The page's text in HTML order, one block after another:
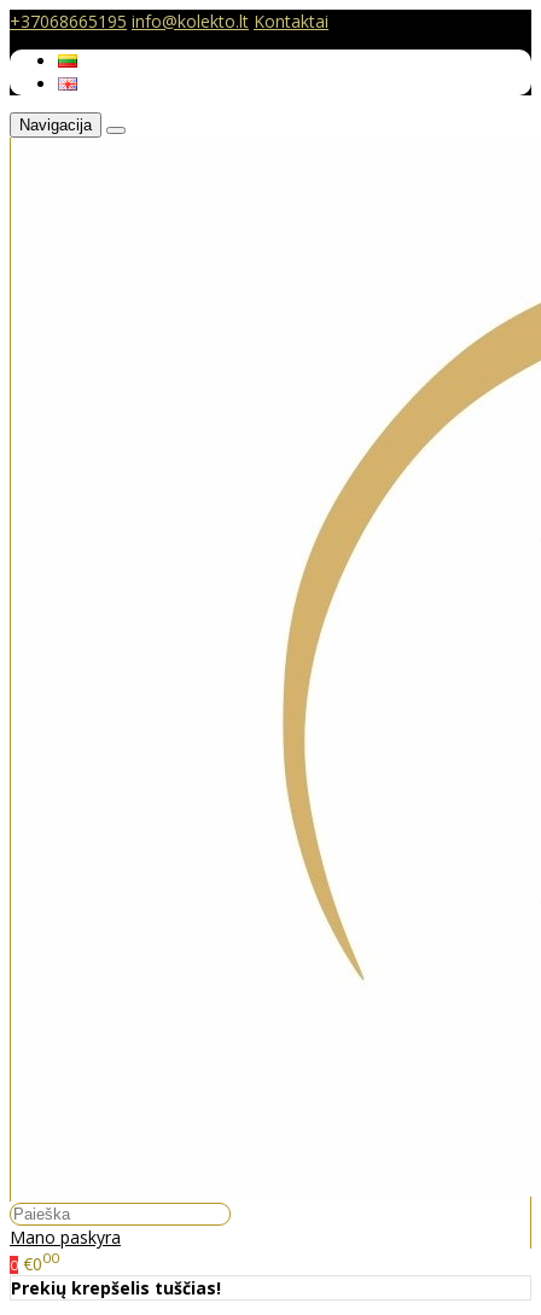
+37068665195 info@kolekto.lt Kontaktai
Navigacija
Mano paskyra
0 €000
Prekių krepšelis tuščias!